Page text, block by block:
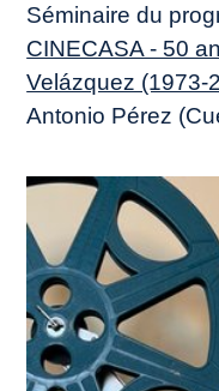
Séminaire du
CINECASA - 50
Velázquez (1973-
Antonio Pérez